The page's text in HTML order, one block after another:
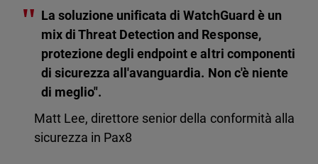
" La soluzione unificata di WatchGuard è un
mix di Threat Detection and Response,
protezione degli endpoint e altri componenti
di sicurezza all'avanguardia. Non c'è niente
di meglio".
Matt Lee, direttore senior della conformità alla
sicurezza in Pax8